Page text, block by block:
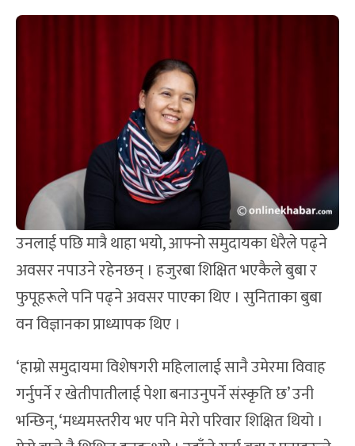
उनलाई पछि मात्रै थाहा भयो, आफ्नो समुदायका धेरैले पढ्ने
अवसर नपाउने रहेनछन् । हजुरबा शिक्षित भएकैले बुबा र
फुपूहरूले पनि पढ्ने अवसर पाएका थिए । सुनिताका बुबा
वन विज्ञानका प्राध्यापक थिए ।
‘हाम्रो समुदायमा विशेषगरी महिलालाई सानै उमेरमा विवाह
गर्नुपर्ने र खेतीपातीलाई पेशा बनाउनुपर्ने संस्कृति छ’ उनी
भन्छिन्, ‘मध्यमस्तरीय भए पनि मेरो परिवार शिक्षित थियो ।